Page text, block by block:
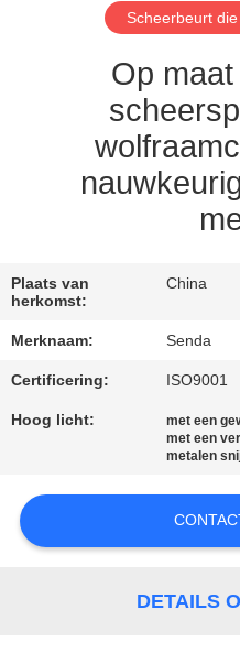
GEVALLEN
VRAAG
EEN
OFFERTE
PRIVACYBELEID
Scheerbeurt
Op
Plaats van
herkomst:
China
Merknaam: Senda
Certificering: ISO9001
Hoog licht: met een
met een
metalen
DETAILS